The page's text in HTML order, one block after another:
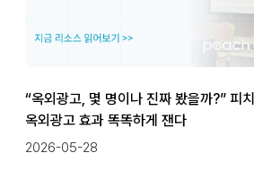
“옥외광고, 몇 명이나 진짜 봤을까?” 피
옥외광고 효과 똑똑하게 잰다
2026-05-28